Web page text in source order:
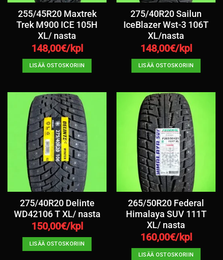
255/45R20 Maxtrek
Trek M900 ICE 105H
XL/ nasta
148,00€/kpl
LISÄÄ OSTOSKORIIN
275/40R20 Sailun
IceBlazer Wst-3 106T
XL/nasta
148,00€/kpl
LISÄÄ OSTOSKORIIN
275/40R20 Delinte
WD42106 T XL/ nasta
150,00€/kpl
LISÄÄ OSTOSKORIIN
265/50R20 Federal
Himalaya SUV 111T
XL/ nasta
160,00€/kpl
LISÄÄ OSTOSKORIIN